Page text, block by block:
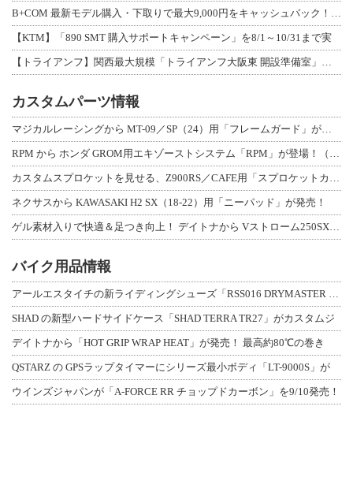
【KTM】「890 SMT 購入サポートキャンペーン」を8/1～10/31まで実
カスタムパーツ情報
ネクサスから KAWASAKI H2 SX（18-22）用「ニーパッド」が発売！
バイク用品情報
SHAD の新型ハードサイドケース「SHAD TERRA TR27」がカスタムジ
デイトナから「HOT GRIP WRAP HEAT」が発売！ 最高約80℃の巻き
QSTARZ の GPSラップタイマーにシリーズ最小ボディ「LT-9000S」が
ウインズジャパンが「A-FORCE RR チョップドカーボン」を9/10発売！